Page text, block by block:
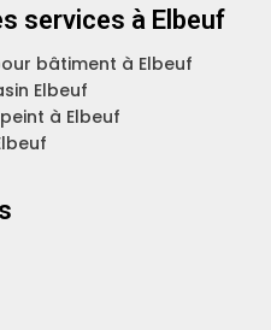
services à Elbeuf
bâtiment à Elbeuf
Elbeuf
à Elbeuf